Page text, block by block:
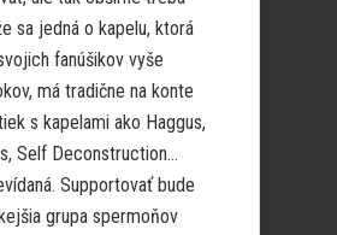
sa jedná o kapelu, ktorá
fanúšikov vyše
má tradične na konte
s kapelami ako Haggus,
Self Deconstruction…
Supportovať bude
grupa spermoňov